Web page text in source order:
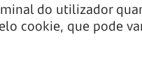
do utilizador
cookie, que pode